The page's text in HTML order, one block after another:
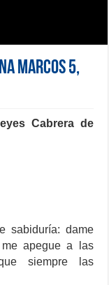
Marcos 5,
Cabrera de
sabiduría: dame
apegue a las
siempre las